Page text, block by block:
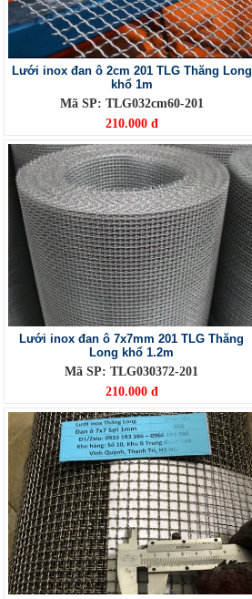
Lưới inox đan ô 2cm 201 TLG Thăng Long
khổ 1m
Mã SP: TLG032cm60-201
210.000 đ
Lưới inox đan ô 7x7mm 201 TLG Thăng
Long khổ 1.2m
Mã SP: TLG030372-201
210.000 đ